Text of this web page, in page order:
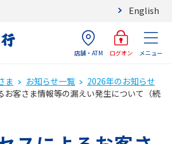
English
店舗・ATM ログオン メニュー
ま お知らせ一覧
2026年のお知らせ
お客さま情報等の漏えい発生について（続